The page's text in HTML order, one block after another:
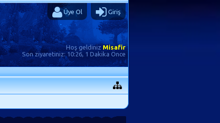
Üye Ol Giriş
Hoş geldiniz Misafir
Son ziyaretiniz:10:26, 1 Dakika Önce